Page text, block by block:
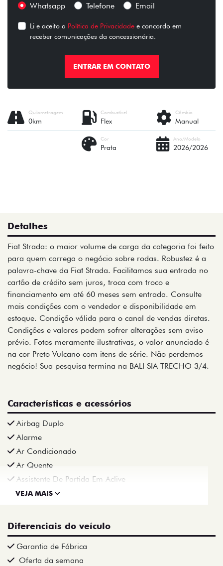
Whatsapp Telefone Email
Li e aceito a Política de Privacidade e concordo em
receber comunicações da concessionária.
ENTRAR EM CONTATO
Câmbio
Manual
Combustível
Flex
Quilometragem
0km
Ano/Modelo
2026/2026
Cor
Prata
Detalhes
Fiat Strada: o maior volume de carga da categoria foi feito
para quem carrega o negócio sobre rodas. Robustez é a
palavra-chave da Fiat Strada. Facilitamos sua entrada no
cartão de crédito sem juros, troca com troco e
financiamento em até 60 meses sem entrada. Consulte
mais condições com o vendedor e disponibilidade em
estoque. Condição válida para o canal de vendas diretas.
Condições e valores podem sofrer alterações sem aviso
prévio. Fotos meramente ilustrativas, o valor anunciado é
na cor Preto Vulcano com itens de série. Não perdemos
negócio! Sua pesquisa termina na BALI SIA TRECHO 3/4.
Características e acessórios
Airbag Duplo
Alarme
Ar Condicionado
Ar Quente
Assistente De Partida Em Aclive
VEJA MAIS
Diferenciais do veículo
Garantia de Fábrica
Oferta da semana